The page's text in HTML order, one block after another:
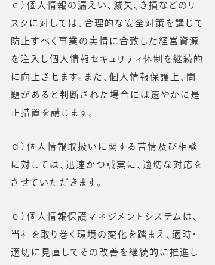
ｃ）個人情報の漏えい、滅失、き損などのリ
スクに対しては、合理的な安全対策を講じて
防止すべく事業の実情に合致した経営資源
を注入し個人情報セキュリティ体制を継続的
に向上させます。また、個人情報保護上、問
題があると判断された場合には速やかに是
正措置を講じます。
ｄ）個人情報取扱いに関する苦情及び相談
に対しては、迅速かつ誠実に、適切な対応を
させていただきます。
ｅ）個人情報保護マネジメントシステムは、
当社を取り巻く環境の変化を踏まえ、適時・
適切に見直してその改善を継続的に推進し